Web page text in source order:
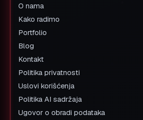
O nama
Kako radimo
Portfolio
Blog
Kontakt
Politika privatnosti
Uslovi korišćenja
Politika AI sadržaja
Ugovor o obradi podataka